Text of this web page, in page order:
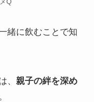
緒に飲むことで知
、 親子の絆を深め